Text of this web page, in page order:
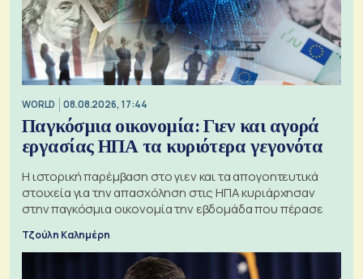
WORLD 08.08.2026, 17:44
Παγκόσμια οικονομία: Γιεν και αγορά
εργασίας ΗΠΑ τα κυριότερα γεγονότα
Η ιστορική παρέμβαση στο γιεν και τα απογοητευτικά
στοιχεία για την απασχόληση στις ΗΠΑ κυριάρχησαν
στην παγκόσμια οικονομία την εβδομάδα που πέρασε
Τζούλη Καλημέρη